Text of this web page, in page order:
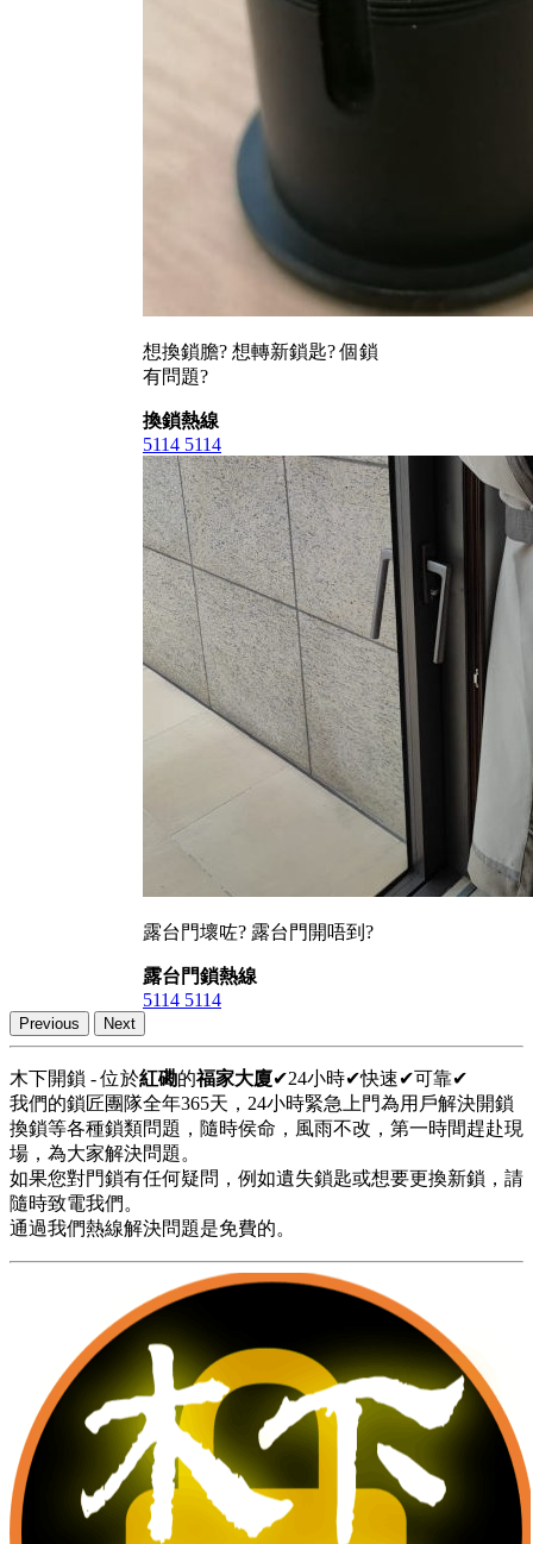
想換鎖膽? 想轉新鎖匙? 個鎖
有問題?
換鎖熱線
5114 5114
露台門壞咗? 露台門開唔到?
露台門鎖熱線
5114 5114
Previous Next
木下開鎖 - 位於紅磡的福家大廈✔24小時✔快速✔可靠✔
我們的鎖匠團隊全年365天，24小時緊急上門為用戶解決開鎖
換鎖等各種鎖類問題，隨時侯命，風雨不改，第一時間趕赴現
場，為大家解決問題。
如果您對門鎖有任何疑問，例如遺失鎖匙或想要更換新鎖，請
隨時致電我們。
通過我們熱線解決問題是免費的。